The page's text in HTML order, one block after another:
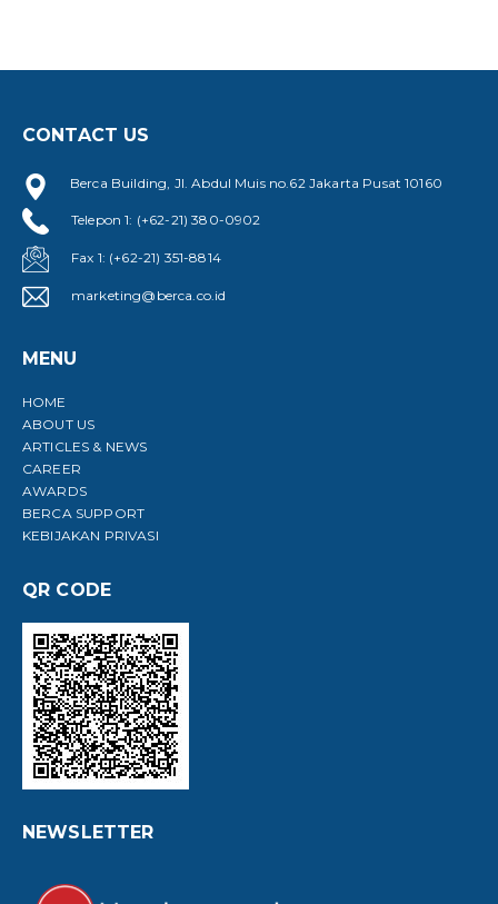
CONTACT US
Berca Building, Jl. Abdul Muis no.62 Jakarta Pusat 10160
Telepon 1: (+62-21) 380-0902
Fax 1: (+62-21) 351-8814
marketing@berca.co.id
MENU
HOME
ABOUT US
ARTICLES & NEWS
CAREER
AWARDS
BERCA SUPPORT
KEBIJAKAN PRIVASI
QR CODE
NEWSLETTER